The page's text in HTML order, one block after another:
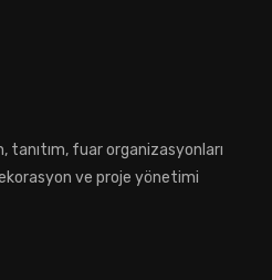
tanıtım, fuar organizasyonları
ve proje yönetimi